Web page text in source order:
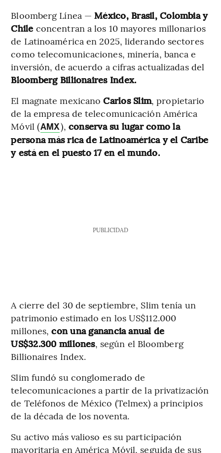
Bloomberg Línea —México, Brasil, Colombia y
Chile concentran a los 10 mayores millonarios
de Latinoamérica en 2025, liderando sectores
como telecomunicaciones, minería, banca e
inversión, de acuerdo a cifras actualizadas del
Bloomberg Billionaires Index.
El magnate mexicanoCarlos Slim, propietario
de la empresa de telecomunicación América
Móvil (AMX), conserva su lugar como la
persona más rica de Latinoamérica y el Caribe
y está en el puesto 17 en el mundo.
PUBLICIDAD
A cierre del 30 de septiembre, Slim tenía un
patrimonio estimado en los US$112.000
millones,con una ganancia anual de
US$32.300 millones, según el Bloomberg
Billionaires Index.
Slim fundó su conglomerado de
telecomunicaciones a partir de la privatización
de Teléfonos de México (Telmex) a principios
de la década de los noventa.
Su activo más valioso es su participación
mayoritaria en América Móvil, seguida de sus